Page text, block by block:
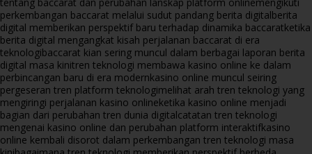
perkembangan baccarat melalui sudut pandang berita digitalberita
digital memberikan perspektif baru terhadap dinamika baccaratketika
berita digital mengangkat kisah perjalanan baccarat di era
teknologibaccarat kian sering muncul dalam berbagai laporan berita
digital masa kinitren teknologi membawa kasino online ke dalam
perbincangan baru di era modernkasino online muncul seiring
pergeseran tren platform teknologimelihat arah tren teknologi yang
mengiringi perjalanan kasino onlineketika kasino online menjadi
bagian dari perubahan tren dunia digitalcatatan tren teknologi
mengenai kasino online dan perubahan platform interaktifkasino
online kembali disorot dalam perkembangan tren teknologi masa